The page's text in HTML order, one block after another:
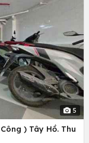
5
) Tây Hồ. Thu